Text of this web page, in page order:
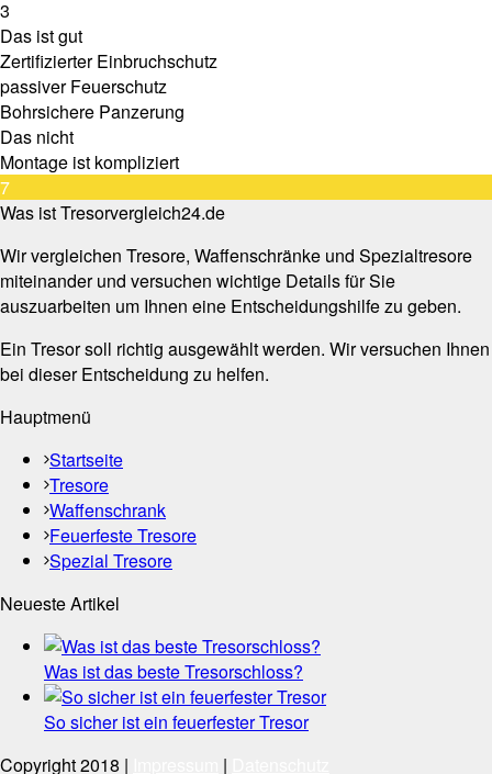
3
Das ist gut
Zertifizierter Einbruchschutz
passiver Feuerschutz
Bohrsichere Panzerung
Das nicht
Montage ist kompliziert
7
Was ist Tresorvergleich24.de
Wir vergleichen Tresore, Waffenschränke und Spezialtresore
miteinander und versuchen wichtige Details für Sie
auszuarbeiten um Ihnen eine Entscheidungshilfe zu geben.
Ein Tresor soll richtig ausgewählt werden. Wir versuchen Ihnen
bei dieser Entscheidung zu helfen.
Hauptmenü
Startseite
Tresore
Waffenschrank
Feuerfeste Tresore
Spezial Tresore
Neueste Artikel
Was ist das beste Tresorschloss?
So sicher ist ein feuerfester Tresor
Copyright 2018 |
|